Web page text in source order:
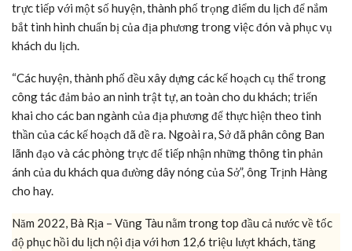
trực tiếp với một số huyện, thành phố trọng điểm du lịch để nắm
bắt tình hình chuẩn bị của địa phương trong việc đón và phục vụ
khách du lịch.
“Các huyện, thành phố đều xây dựng các kế hoạch cụ thể trong
công tác đảm bảo an ninh trật tự, an toàn cho du khách; triển
khai cho các ban ngành của địa phương để thực hiện theo tinh
thần của các kế hoạch đã đề ra. Ngoài ra, Sở đã phân công Ban
lãnh đạo và các phòng trực để tiếp nhận những thông tin phản
ánh của du khách qua đường dây nóng của Sở”, ông Trịnh Hàng
cho hay.
Năm 2022, Bà Rịa – Vũng Tàu nằm trong top đầu cả nước về tốc
độ phục hồi du lịch nội địa với hơn 12,6 triệu lượt khách, tăng